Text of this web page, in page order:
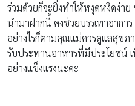
ร่วมด้วยก็จะยิ่งทำให้หงุดหงิดง่า
นำมาฝากนี้ คงช่วยบรรเทาอาก
อย่างไรก็ตามคุณแม่ควรดูแลสุข
รับประทานอาหารที่มีประโยชน์ เ
อย่างแข็งแรงนะคะ